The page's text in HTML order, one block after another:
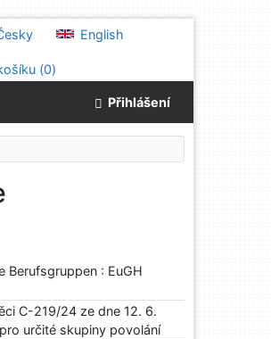
English
(0)
Přihlášení
Berufsgruppen : EuGH
C-219/24 ze dne 12. 6.
určité skupiny povolání